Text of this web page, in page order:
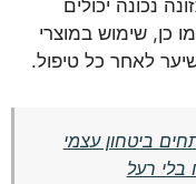
נכונה יכולים
כן, שימוש במוצרי
לאחר כל טיפול.
ביטחון עצמי
בלי רעל